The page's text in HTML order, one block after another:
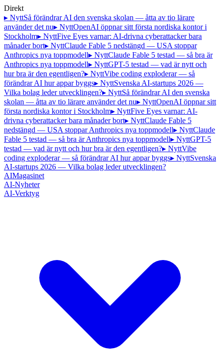
Direkt
▸ NyttSå förändrar AI den svenska skolan — åtta av tio lärare
använder det nu▸ NyttOpenAI öppnar sitt första nordiska kontor i
Stockholm▸ NyttFive Eyes varnar: AI-drivna cyberattacker bara
månader bort▸ NyttClaude Fable 5 nedstängd — USA stoppar
Anthropics nya toppmodell▸ NyttClaude Fable 5 testad — så bra är
Anthropics nya toppmodell▸ NyttGPT-5 testad — vad är nytt och
hur bra är den egentligen?▸ NyttVibe coding exploderar — så
förändrar AI hur appar byggs▸ NyttSvenska AI-startups 2026 —
Vilka bolag leder utvecklingen?▸ NyttSå förändrar AI den svenska
skolan — åtta av tio lärare använder det nu▸ NyttOpenAI öppnar sitt
första nordiska kontor i Stockholm▸ NyttFive Eyes varnar: AI-
drivna cyberattacker bara månader bort▸ NyttClaude Fable 5
nedstängd — USA stoppar Anthropics nya toppmodell▸ NyttClaude
Fable 5 testad — så bra är Anthropics nya toppmodell▸ NyttGPT-5
testad — vad är nytt och hur bra är den egentligen?▸ NyttVibe
coding exploderar — så förändrar AI hur appar byggs▸ NyttSvenska
AI-startups 2026 — Vilka bolag leder utvecklingen?
AIMagasinet
AI-Nyheter
AI-Verktyg